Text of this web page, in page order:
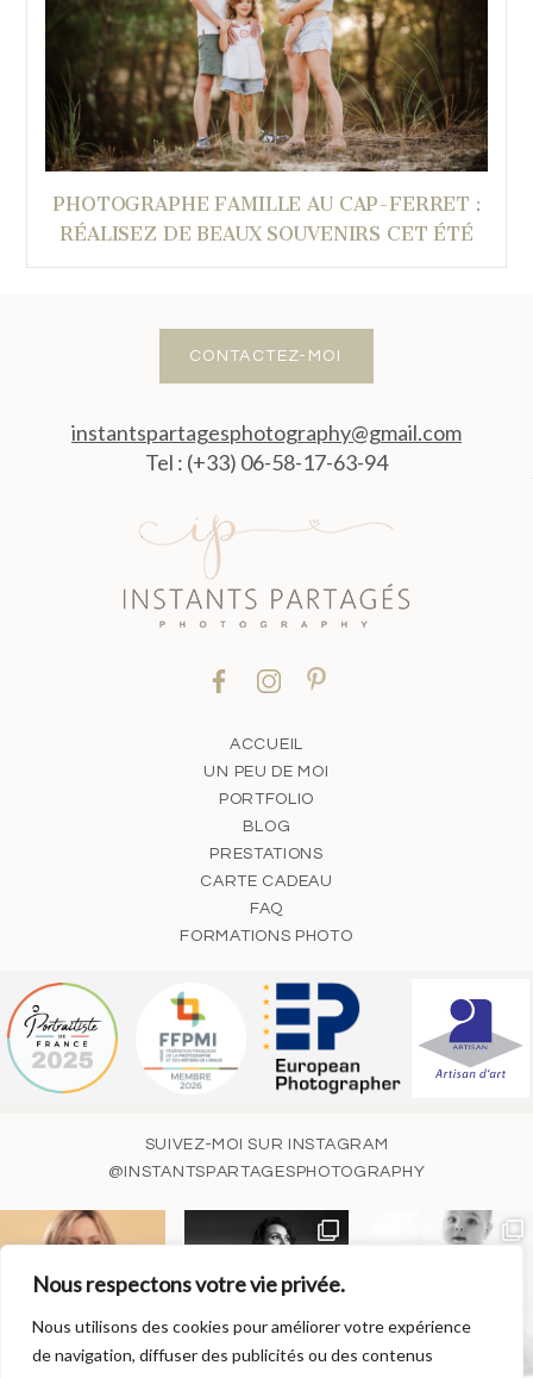
Nous respectons votre vie privée.
Nous utilisons des cookies pour améliorer votre expérience
de navigation, diffuser des publicités ou des contenus
PHOTOGRAPHE FAMILLE AU CAP-FERRET :
RÉALISEZ DE BEAUX SOUVENIRS CET ÉTÉ
CONTACTEZ-MOI
instantspartagesphotography@gmail.com
Tel : (+33) 06-58-17-63-94
ACCUEIL
UN PEU DE MOI
PORTFOLIO
BLOG
PRESTATIONS
CARTE CADEAU
FAQ
FORMATIONS PHOTO
SUIVEZ-MOI SUR INSTAGRAM
@INSTANTSPARTAGESPHOTOGRAPHY